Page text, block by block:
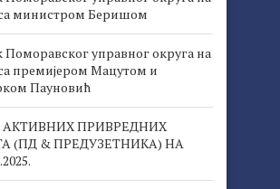
са министром Беришом
управног округа на
премијером Мацутом и
Пауновић
АКТИВНИХ ПРИВРЕДНИХ
(ПД & ПРЕДУЗЕТНИКА) НА